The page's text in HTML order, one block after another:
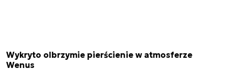
Wykryto olbrzymie pierścienie w atmosferze
Wenus